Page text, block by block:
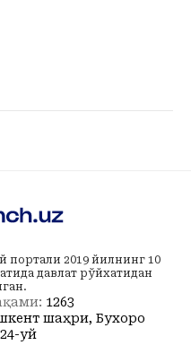
портали 2019 йилнинг 10
давлат рўйхатидан
1263
шаҳри, Бухоро
уй